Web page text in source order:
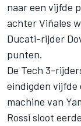
naar een vijfde
achter Viñales
Ducati-rijder
punten.
De Tech 3-
eindigden vijfde
machine van
Rossi sloot